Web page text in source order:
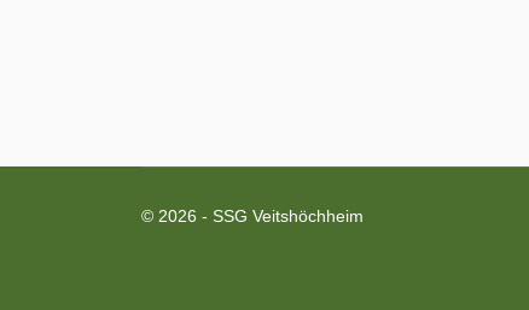
© 2026 - SSG Veitshöchheim